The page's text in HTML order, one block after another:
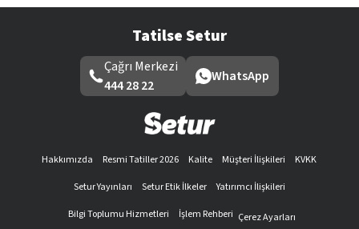
Tatilse Setur
Çağrı Merkezi
444 28 22
WhatsApp
Hakkımızda Resmi Tatiller 2026 Kalite Müşteri İlişkileri
KVKK
Setur Yayınları
Setur Etik İlkeler
Yatırımcı İlişkileri
Bilgi Toplumu Hizmetleri
İşlem Rehberi Çerez Ayarları